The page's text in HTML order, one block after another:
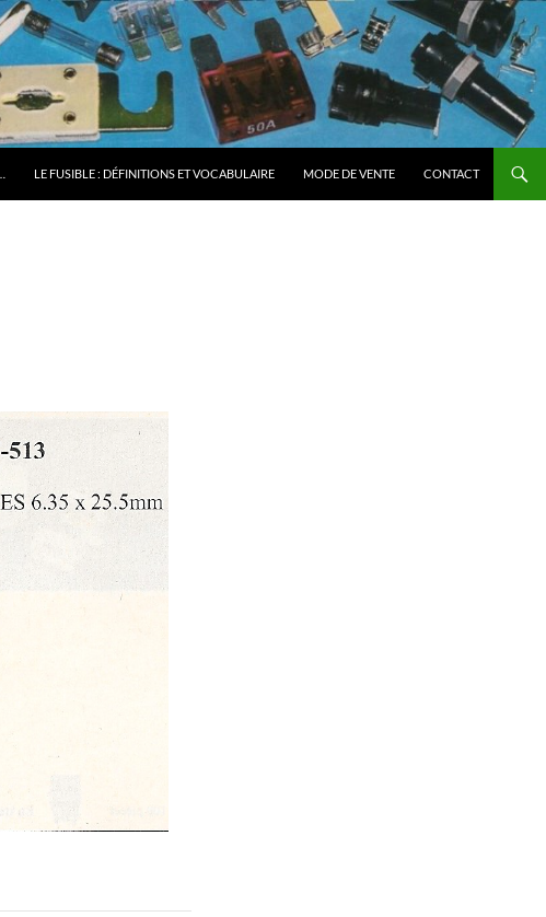
LE FUSIBLE : DÉFINITIONS ET VOCABULAIRE MODE DE VENTE CONTACT